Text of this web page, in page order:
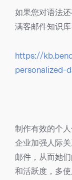
如果您对语法
满客邮件知识库
https://
personalized-
制作有效的个
企业加强人际
邮件，从而她
和活跃度，多